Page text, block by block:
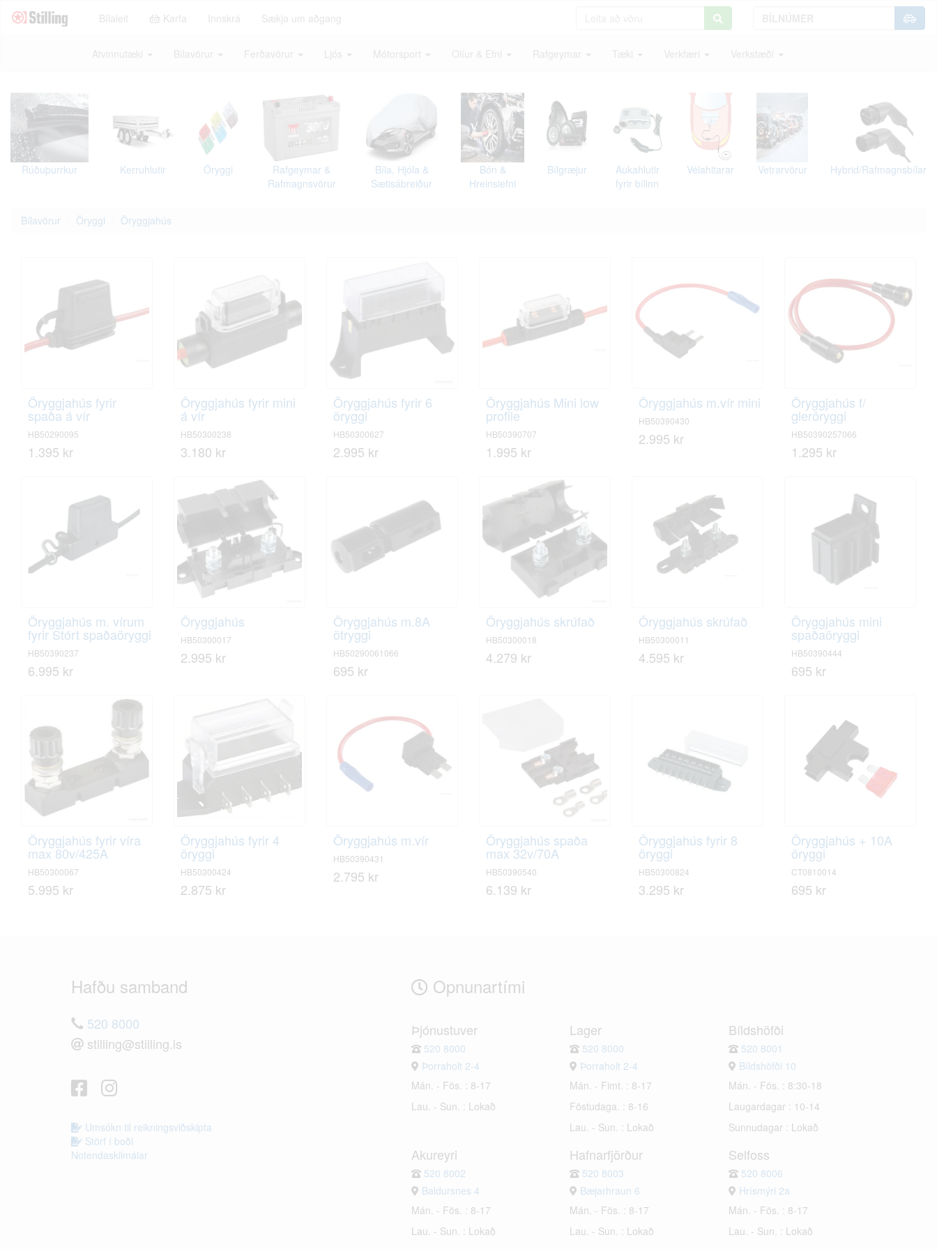
Bílaleit Karfa Innskrá Sækja um aðgang
Atvinnutæki Bílavörur Ferðavörur Ljós Mótorsport Olíur & Efni Rafgeymar Tæki Verkfæri Verkstæði
Rúðuþurrkur Kerruhlutir Öryggi
Rafgeymar &
Rafmagnsvörur
Bíla, Hjóla &
Sætisábreiður
Bón &
Hreinsiefni
Bílgræjur
Aukahlutir
fyrir bílinn
Vélahitarar Vetrarvörur Hybrid/Rafmagnsbílar
Bílavörur Öryggi Öryggjahús
Öryggjahús fyrir
spaða á vír
HB50290095
1.395 kr
Öryggjahús fyrir mini
á vír
HB50300238
3.180 kr
Öryggjahús fyrir 6
öryggi
HB50300627
2.995 kr
Öryggjahús Mini low
profile
HB50390707
1.995 kr
Öryggjahús m.vír mini
HB50390430
2.995 kr
Öryggjahús f/
gleröryggi
HB50390257066
1.295 kr
Öryggjahús m. vírum
fyrir Stórt spaðaöryggi
HB50390237
6.995 kr
Öryggjahús
HB50300017
2.995 kr
Öryggjahús m.8A
ötryggi
HB50290061066
695 kr
Öryggjahús skrúfað
HB50300018
4.279 kr
Öryggjahús skrúfað
HB50300011
4.595 kr
Öryggjahús mini
spaðaöryggi
HB50390444
695 kr
Öryggjahús fyrir víra
max 80v/425A
HB50300067
5.995 kr
Öryggjahús fyrir 4
öryggi
HB50300424
2.875 kr
Öryggjahús m.vír
HB50390431
2.795 kr
Öryggjahús spaða
max 32v/70A
HB50390540
6.139 kr
Öryggjahús fyrir 8
öryggi
HB50300824
3.295 kr
Öryggjahús + 10A
öryggi
CT0810014
695 kr
Hafðu samband
520 8000
stilling@stilling.is
Umsókn til reikningsviðskipta
Störf í boði
Notendaskilmálar
Opnunartími
Þjónustuver
520 8000
Þorraholt 2-4
Mán. - Fös. : 8-17
Lau. - Sun. : Lokað
Lager
520 8000
Þorraholt 2-4
Mán. - Fimt. : 8-17
Föstudaga. : 8-16
Lau. - Sun. : Lokað
Bíldshöfði
520 8001
Bíldshöfði 10
Mán. - Fös. : 8:30-18
Laugardagar : 10-14
Sunnudagar : Lokað
Akureyri
520 8002
Baldursnes 4
Mán. - Fös. : 8-17
Lau. - Sun. : Lokað
Hafnarfjörður
520 8003
Bæjarhraun 6
Mán. - Fös. : 8-17
Lau. - Sun. : Lokað
Selfoss
520 8006
Hrísmýri 2a
Mán. - Fös. : 8-17
Lau. - Sun. : Lokað